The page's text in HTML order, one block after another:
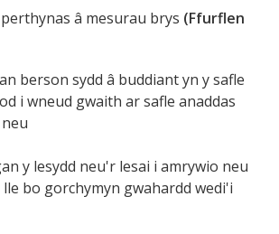
â mesurau brys (Ffurflen
berson sydd â buddiant yn y safle
i wneud gwaith ar safle anaddas
y lesydd neu'r lesai i amrywio neu
bo gorchymyn gwahardd wedi'i